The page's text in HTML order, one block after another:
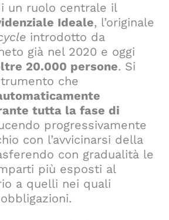
un ruolo centrale il
Ideale, l’originale
introdotto da
già nel 2020 e oggi
20.000 persone. Si
che
tutta la fase di
progressivamente
con l’avvicinarsi della
con gradualità le
più esposti al
a quelli nei quali